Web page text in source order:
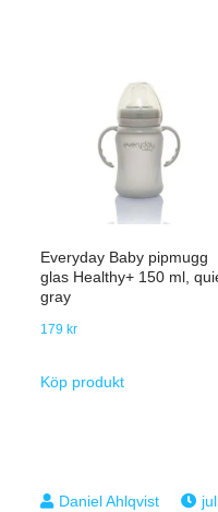
Everyday Baby pipmugg
glas Healthy+ 150 ml,
gray
179 kr
Köp produkt